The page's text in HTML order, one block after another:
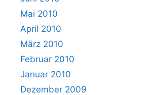
Mai 2010
April 2010
März 2010
Februar 2010
Januar 2010
Dezember 2009